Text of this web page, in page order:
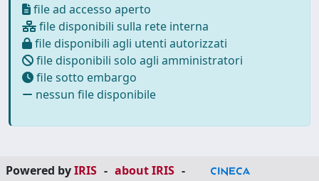
file ad accesso aperto
file disponibili sulla rete interna
file disponibili agli utenti autorizzati
file disponibili solo agli amministratori
file sotto embargo
nessun file disponibile
Powered byIRIS - about IRIS -